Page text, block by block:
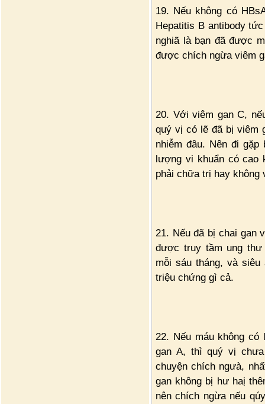
19. Nếu không có
Hepatitis B antibody
nghiã là bạn đã được
được chích ngừa viêm
20. Với viêm gan C,
quý vị có lẽ đã bị viêm
nhiễm đâu. Nên đi
lượng vi khuẩn có cao
phải chữa trị hay không
21. Nếu đã bị chai gan
được truy tầm ung thư
mỗi sáu tháng, và
triệu chứng gì cả.
22. Nếu máu không có
gan A, thì quý vị
chuyện chích ngưà,
gan không bị hư haị
nên chích ngừa nếu